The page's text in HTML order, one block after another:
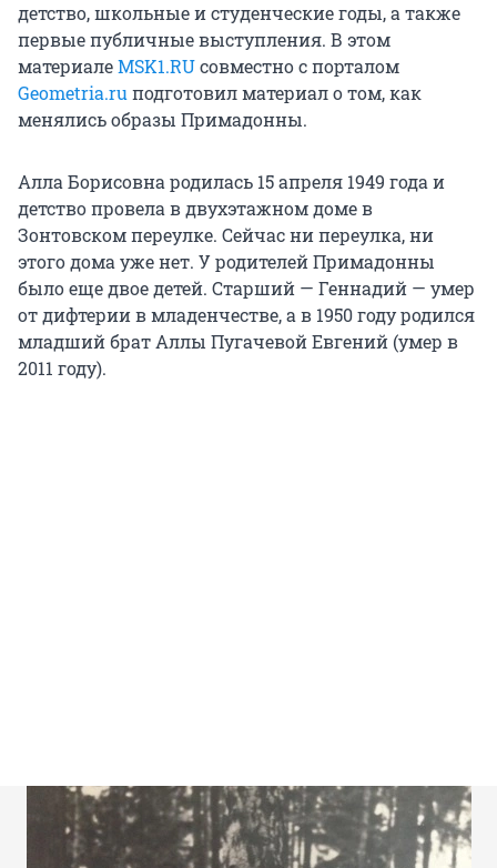
детство, школьные и студенческие годы, а также
первые публичные выступления. В этом
материалеMSK1.RUсовместно с порталом
Geometria.ruподготовил материал о том, как
менялись образы Примадонны.
Алла Борисовна родилась 15 апреля 1949 года и
детство провела в двухэтажном доме в
Зонтовском переулке. Сейчас ни переулка, ни
этого дома уже нет. У родителей Примадонны
было еще двое детей. Старший — Геннадий — умер
от дифтерии в младенчестве, а в 1950 году родился
младший брат Аллы Пугачевой Евгений (умер в
2011 году).